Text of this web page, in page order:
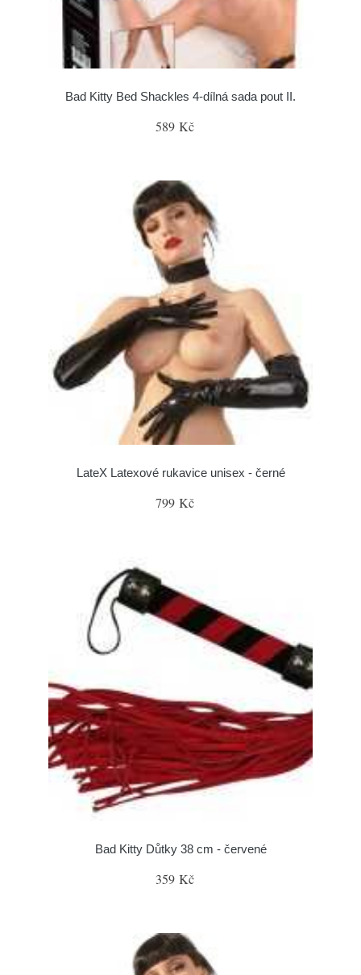
Bad Kitty Bed Shackles 4-dílná sada pout II.
589 Kč
LateX Latexové rukavice unisex - černé
799 Kč
Bad Kitty Důtky 38 cm - červené
359 Kč